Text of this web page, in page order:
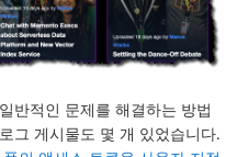
반적인 문제를 해결하는 방법
그 게시물도 몇 개 있었습니다.